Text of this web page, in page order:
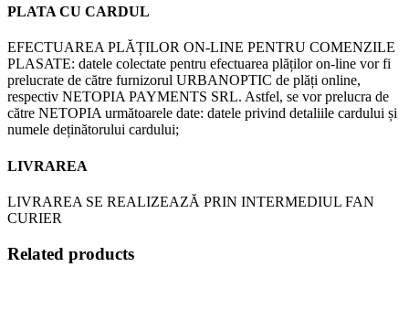
PLATA CU CARDUL
EFECTUAREA PLĂȚILOR ON-LINE PENTRU COMENZILE
PLASATE: datele colectate pentru efectuarea plăților on-line vor fi
prelucrate de către furnizorul URBANOPTIC de plăți online,
respectiv NETOPIA PAYMENTS SRL. Astfel, se vor prelucra de
către NETOPIA următoarele date: datele privind detaliile cardului și
numele deținătorului cardului;
LIVRAREA
LIVRAREA SE REALIZEAZĂ PRIN INTERMEDIUL FAN
CURIER
Related products